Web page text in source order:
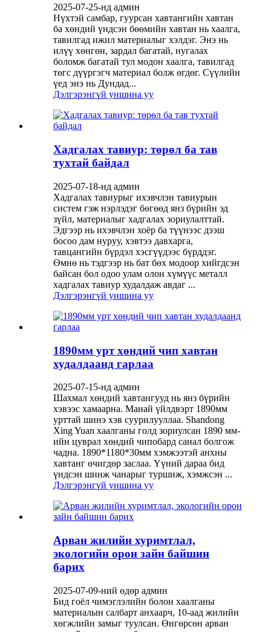
2025-07-25-нд админ
Нүхтэй самбар, гуурсан хавтангийн хавтан
ба хөндий үндсэн бөөмийн хавтан нь хаалга,
тавилгад ижил материалыг хэлдэг. Энэ нь
илүү хөнгөн, зардал багатай, нугалах
боломж багатай тул модон хаалга, тавилгад
төгс дүүргэгч материал болж өгдөг. Сүүлийн
үед энэ нь Дундад...
Дэлгэрэнгүй уншина уу
Хадгалах тавиур: төрөл ба тав
тухтай байдал
2025-07-18-нд админ
Хадгалах тавиурыг ихэвчлэн тавиурын
систем гэж нэрлэдэг бөгөөд янз бүрийн эд
зүйл, материалыг хадгалах зориулалттай.
Эдгээр нь ихэвчлэн хоёр ба түүнээс дээш
босоо дам нуруу, хэвтээ давхарга,
тавцангийн бүрдэл хэсгүүдээс бүрддэг.
Өмнө нь тэдгээр нь бат бөх модоор хийгдсэн
байсан бол одоо улам олон хүмүүс металл
хадгалах тавиур худалдаж авдаг ...
Дэлгэрэнгүй уншина уу
1890мм урт хөндий чип хавтан
худалдаанд гарлаа
2025-07-15-нд админ
Шахмал хөндий хавтангууд нь янз бүрийн
хэвээс хамаарна. Манай үйлдвэрт 1890мм
урттай шинэ хэв суурилууллаа. Shandong
Xing Yuan хаалганы голд зориулсан 1890 мм-
ийн цуврал хөндий чипобард санал болгож
чадна. 1890*1180*30мм хэмжээтэй анхны
хавтанг өчигдөр заслаа. Үүний дараа бид
үндсэн шинж чанарыг туршиж, хэмжсэн ...
Дэлгэрэнгүй уншина уу
Арван жилийн хуримтлал,
экологийн орон зайн байшин
барих
2025-07-09-ний өдөр админ
Бид гоёл чимэглэлийн болон хаалганы
материалын салбарт анхаарч, 10-аад жилийн
хөгжлийн замыг туулсан. Өнгөрсөн арван